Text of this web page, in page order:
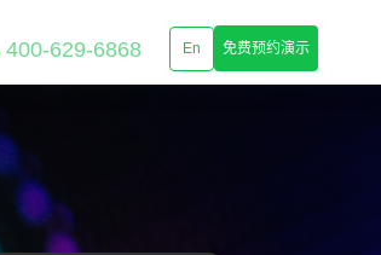
400-629-6868 En 免费预约演示